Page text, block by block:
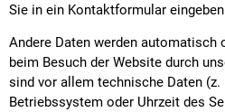
Sie in ein Kontaktformular
Andere Daten werden automatisch
beim Besuch der Website durch
sind vor allem technische Daten (z.
Betriebssystem oder Uhrzeit des